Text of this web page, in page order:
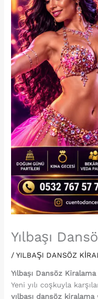
Yılbaşı
/YILBAŞI DANSÖZ
Yılbaşı Dansöz Kiralama
Yeni yılı coşkuyla
yılbaşı dansöz kiralama